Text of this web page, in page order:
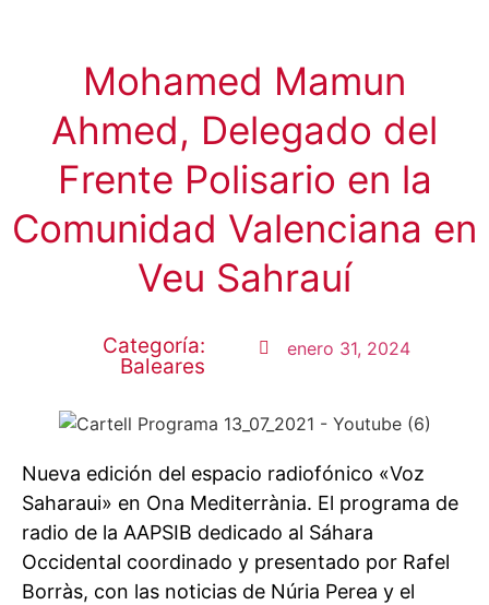
Mohamed Mamun
Ahmed, Delegado del
Frente Polisario en la
Comunidad Valenciana en
Veu Sahrauí
Categoría:
Baleares
enero 31, 2024
Nueva edición del espacio radiofónico «Voz
Saharaui» en Ona Mediterrània. El programa de
radio de la AAPSIB dedicado al Sáhara
Occidental coordinado y presentado por Rafel
Borràs, con las noticias de Núria Perea y el